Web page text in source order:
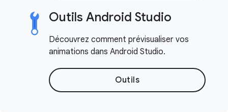
Outils Android Studio
Découvrez comment prévisualiser vos
animations dans Android Studio.
Outils